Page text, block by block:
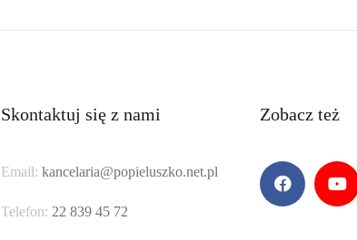
Skontaktuj się z nami
Email: kancelaria@popieluszko.net.pl
Telefon: 22 839 45 72
Zobacz też